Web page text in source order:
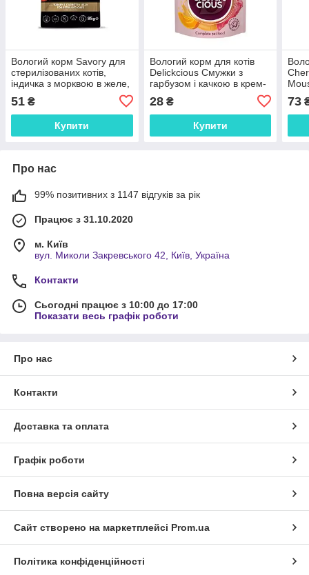
Вологий корм Savory для
стерилізованих котів,
індичка з морквою в желе,
51 ₴
Купити
Вологий корм для котів
Delickcious Смужки з
гарбузом і качкою в крем-
28₴
Купити
73
Про нас
99% позитивних з 1147 відгуків за рік
Працює з 31.10.2020
м. Київ
вул. Миколи Закревського 42, Київ, Україна
Контакти
Сьогодні працює з 10:00 до 17:00
Показати весь графік роботи
Про нас
Контакти
Доставка та оплата
Графік роботи
Повна версія сайту
Сайт створено на маркетплейсі Prom.ua
Політика конфіденційності